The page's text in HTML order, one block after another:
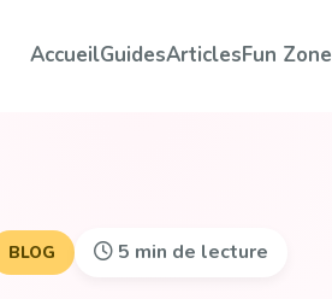
AccueilGuidesArticlesFun Zone
BLOG 5 min de lecture